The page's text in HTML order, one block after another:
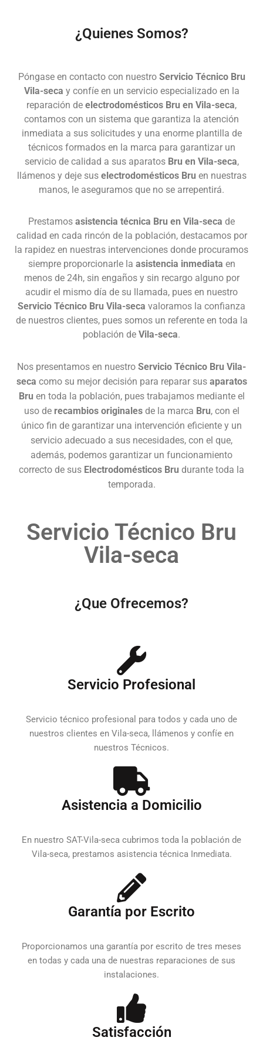
¿Quienes Somos?
Póngase en contacto con nuestro Servicio Técnico Bru
Vila-seca y confíe en un servicio especializado en la
reparación de electrodomésticos Bru en Vila-seca,
contamos con un sistema que garantiza la atención
inmediata a sus solicitudes y una enorme plantilla de
técnicos formados en la marca para garantizar un
servicio de calidad a sus aparatos Bru en Vila-seca,
llámenos y deje sus electrodomésticos Bru en nuestras
manos, le aseguramos que no se arrepentirá.
Prestamos asistencia técnica Bru en Vila-seca de
calidad en cada rincón de la población, destacamos por
la rapidez en nuestras intervenciones donde procuramos
siempre proporcionarle la asistencia inmediata en
menos de 24h, sin engaños y sin recargo alguno por
acudir el mismo día de su llamada, pues en nuestro
Servicio Técnico Bru Vila-seca valoramos la confianza
de nuestros clientes, pues somos un referente en toda la
población de Vila-seca.
Nos presentamos en nuestro Servicio Técnico Bru Vila-
seca como su mejor decisión para reparar sus aparatos
Bru en toda la población, pues trabajamos mediante el
uso de recambios originalesde la marca Bru, con el
único fin de garantizar una intervención eficiente y un
servicio adecuado a sus necesidades, con el que,
además, podemos garantizar un funcionamiento
correcto de sus Electrodomésticos Bru durante toda la
temporada.
Servicio Técnico Bru
Vila-seca
¿Que Ofrecemos?
Servicio Profesional
Servicio técnico profesional para todos y cada uno de
nuestros clientes en Vila-seca, llámenos y confíe en
nuestros Técnicos.
Asistencia a Domicilio
En nuestro SAT-Vila-seca cubrimos toda la población de
Vila-seca, prestamos asistencia técnica Inmediata.
Garantía por Escrito
Proporcionamos una garantía por escrito de tres meses
en todas y cada una de nuestras reparaciones de sus
instalaciones.
Satisfacción